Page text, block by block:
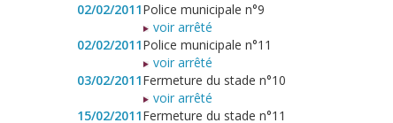
02/02/2011Police municipale n°9
voir arrêté
02/02/2011Police municipale n°11
voir arrêté
03/02/2011Fermeture du stade n°10
voir arrêté
15/02/2011Fermeture du stade n°11